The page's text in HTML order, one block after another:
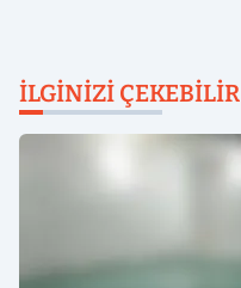
İLGINIZI ÇEKEBILIR